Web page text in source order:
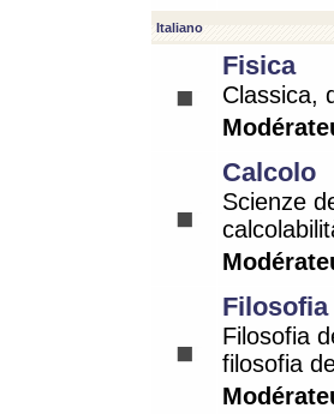
Italiano
Fisica
Classica,
Calcolo
Scienze
Filosofia
Filosofia
filosofia